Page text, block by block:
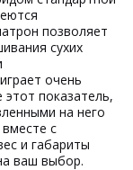
позволяет
сухих
очень
показатель,
на него
с
и габариты
ваш выбор.